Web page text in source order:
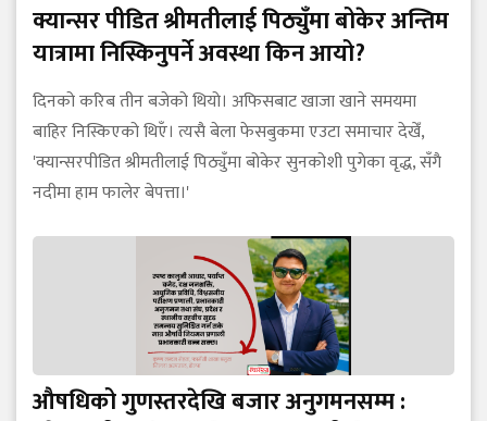
क्यान्सर पीडित श्रीमतीलाई पिठ्युँमा बोकेर अन्तिम
यात्रामा निस्किनुपर्ने अवस्था किन आयो?
दिनको करिब तीन बजेको थियो। अफिसबाट खाजा खाने समयमा
बाहिर निस्किएको थिएँ। त्यसै बेला फेसबुकमा एउटा समाचार देखेँ,
'क्यान्सरपीडित श्रीमतीलाई पिठ्युँमा बोकेर सुनकोशी पुगेका वृद्ध, सँगै
नदीमा हाम फालेर बेपत्ता।'
औषधिको गुणस्तरदेखि बजार अनुगमनसम्म :